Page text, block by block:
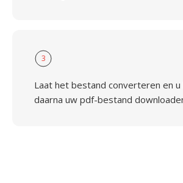
3
Laat het bestand converteren en
daarna uw pdf-bestand